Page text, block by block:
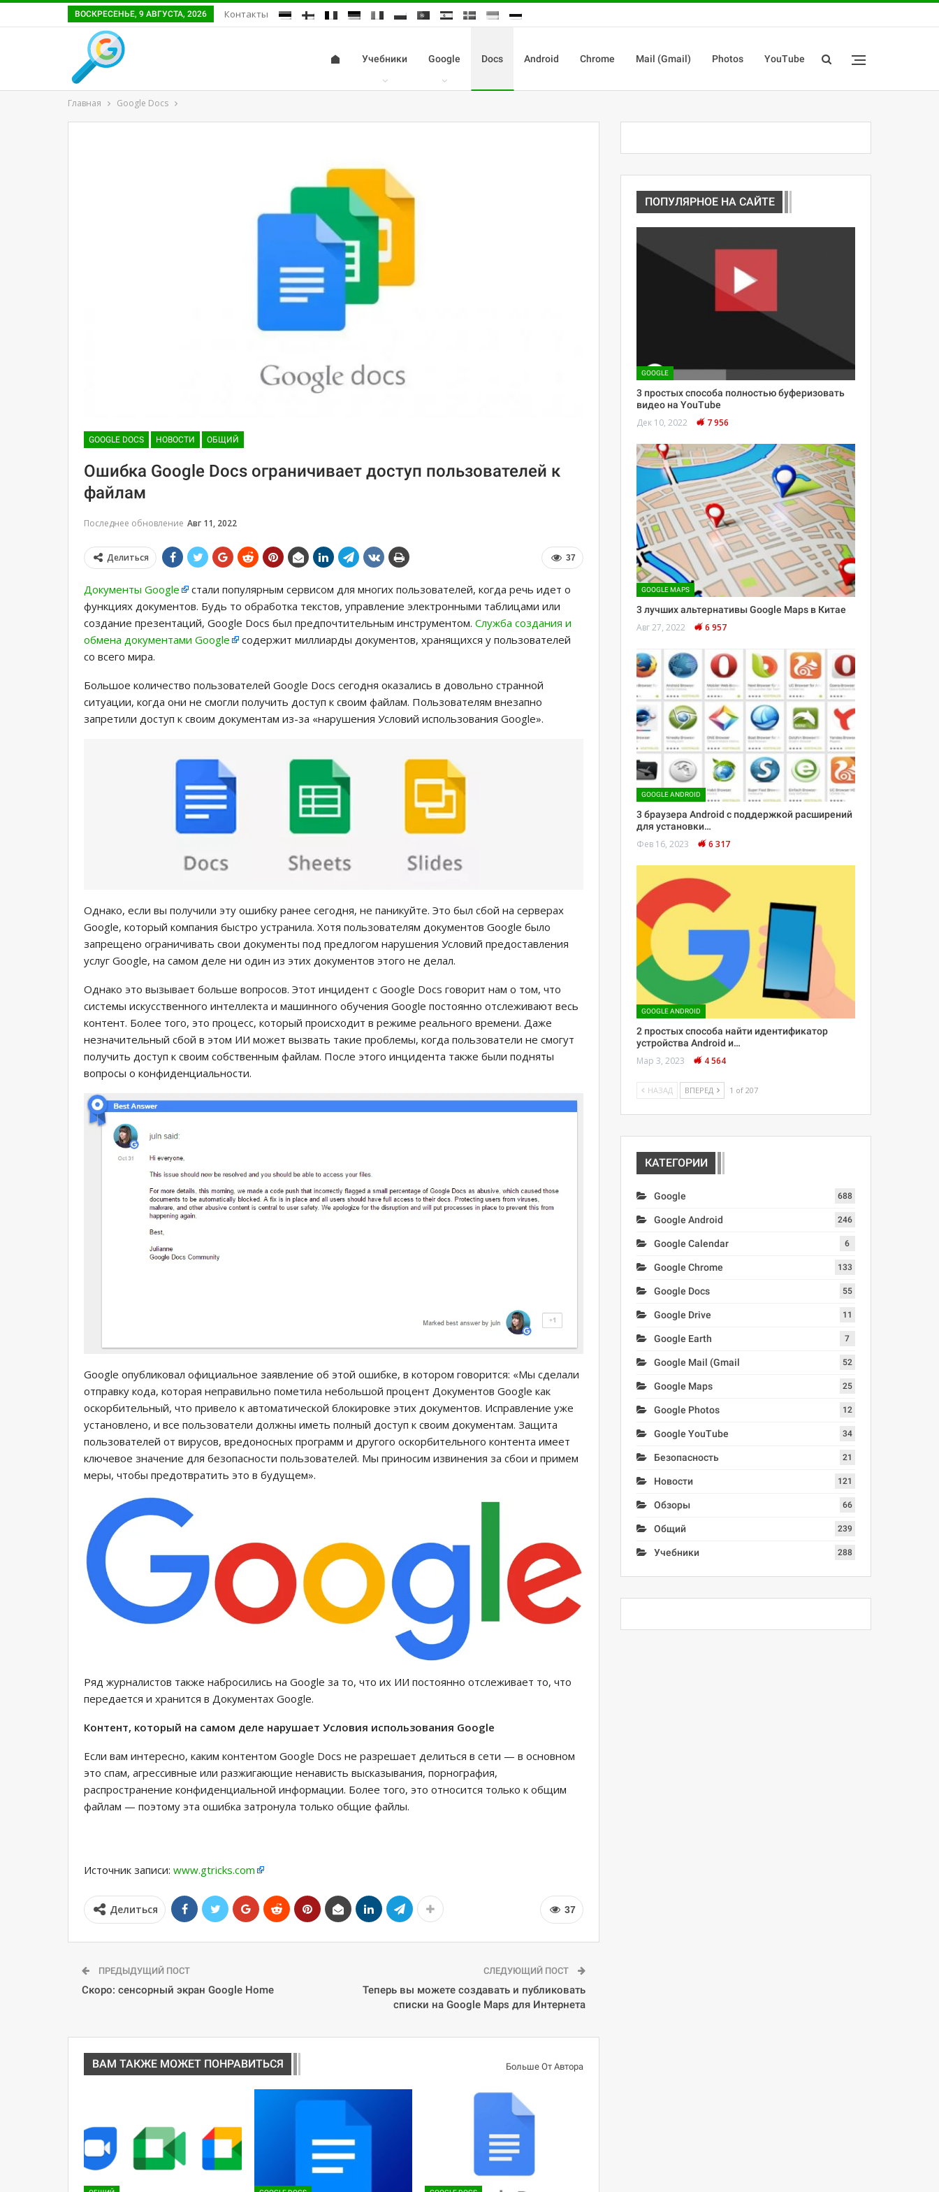
ВОСКРЕСЕНЬЕ, 9 АВГУСТА, 2026 Контакты
Учебники Google Docs Android Chrome Mail (Gmail) Photos YouTube
Главная Google Docs
GOOGLE DOCS НОВОСТИ ОБЩИЙ
Ошибка Google Docs ограничивает доступ пользователей к
файлам
Последнее обновление Авг 11, 2022
37
Делиться
Документы Google
стали популярным сервисом для многих пользователей, когда речь идет о
функциях документов. Будь то обработка текстов, управление электронными таблицами или
создание презентаций, Google Docs был предпочтительным инструментом. Служба создания и
обмена документами Google
содержит миллиарды документов, хранящихся у пользователей
со всего мира.
Большое количество пользователей Google Docs сегодня оказались в довольно странной
ситуации, когда они не смогли получить доступ к своим файлам. Пользователям внезапно
запретили доступ к своим документам из-за «нарушения Условий использования Google».
Однако, если вы получили эту ошибку ранее сегодня, не паникуйте. Это был сбой на серверах
Google, который компания быстро устранила. Хотя пользователям документов Google было
запрещено ограничивать свои документы под предлогом нарушения Условий предоставления
услуг Google, на самом деле ни один из этих документов этого не делал.
Однако это вызывает больше вопросов. Этот инцидент с Google Docs говорит нам о том, что
системы искусственного интеллекта и машинного обучения Google постоянно отслеживают весь
контент. Более того, это процесс, который происходит в режиме реального времени. Даже
незначительный сбой в этом ИИ может вызвать такие проблемы, когда пользователи не смогут
получить доступ к своим собственным файлам. После этого инцидента также были подняты
вопросы о конфиденциальности.
Google опубликовал официальное заявление об этой ошибке, в котором говорится: «Мы сделали
отправку кода, которая неправильно пометила небольшой процент Документов Google как
оскорбительный, что привело к автоматической блокировке этих документов. Исправление уже
установлено, и все пользователи должны иметь полный доступ к своим документам. Защита
пользователей от вирусов, вредоносных программ и другого оскорбительного контента имеет
ключевое значение для безопасности пользователей. Мы приносим извинения за сбои и примем
меры, чтобы предотвратить это в будущем».
Ряд журналистов также набросились на Google за то, что их ИИ постоянно отслеживает то, что
передается и хранится в Документах Google.
Контент, который на самом деле нарушает Условия использования Google
Если вам интересно, каким контентом Google Docs не разрешает делиться в сети — в основном
это спам, агрессивные или разжигающие ненависть высказывания, порнография,
распространение конфиденциальной информации. Более того, это относится только к общим
файлам — поэтому эта ошибка затронула только общие файлы.
Источник записи: www.gtricks.com
37
Делиться
ПРЕДЫДУЩИЙ ПОСТ
Скоро: сенсорный экран Google Home
СЛЕДУЮЩИЙ ПОСТ
Теперь вы можете создавать и публиковать
списки на Google Maps для Интернета
ВАМ ТАКЖЕ МОЖЕТ ПОНРАВИТЬСЯ Больше От Автора
ПОПУЛЯРНОЕ НА САЙТЕ
GOOGLE
3 простых способа полностью буферизовать
видео на YouTube
Дек 10, 2022 7 956
GOOGLE MAPS
3 лучших альтернативы Google Maps в Китае
Авг 27, 2022 6 957
GOOGLE ANDROID
3 браузера Android с поддержкой расширений
для установки…
Фев 16, 2023 6 317
GOOGLE ANDROID
2 простых способа найти идентификатор
устройства Android и…
Мар 3, 2023 4 564
НАЗАД ВПЕРЕД 1 of 207
КАТЕГОРИИ
Google 688
Google Android 246
Google Calendar 6
Google Chrome 133
Google Docs 55
Google Drive 11
Google Earth 7
Google Mail (Gmail 52
Google Maps 25
Google Photos 12
Google YouTube 34
Безопасность 21
Новости 121
Обзоры 66
Общий 239
Учебники 288